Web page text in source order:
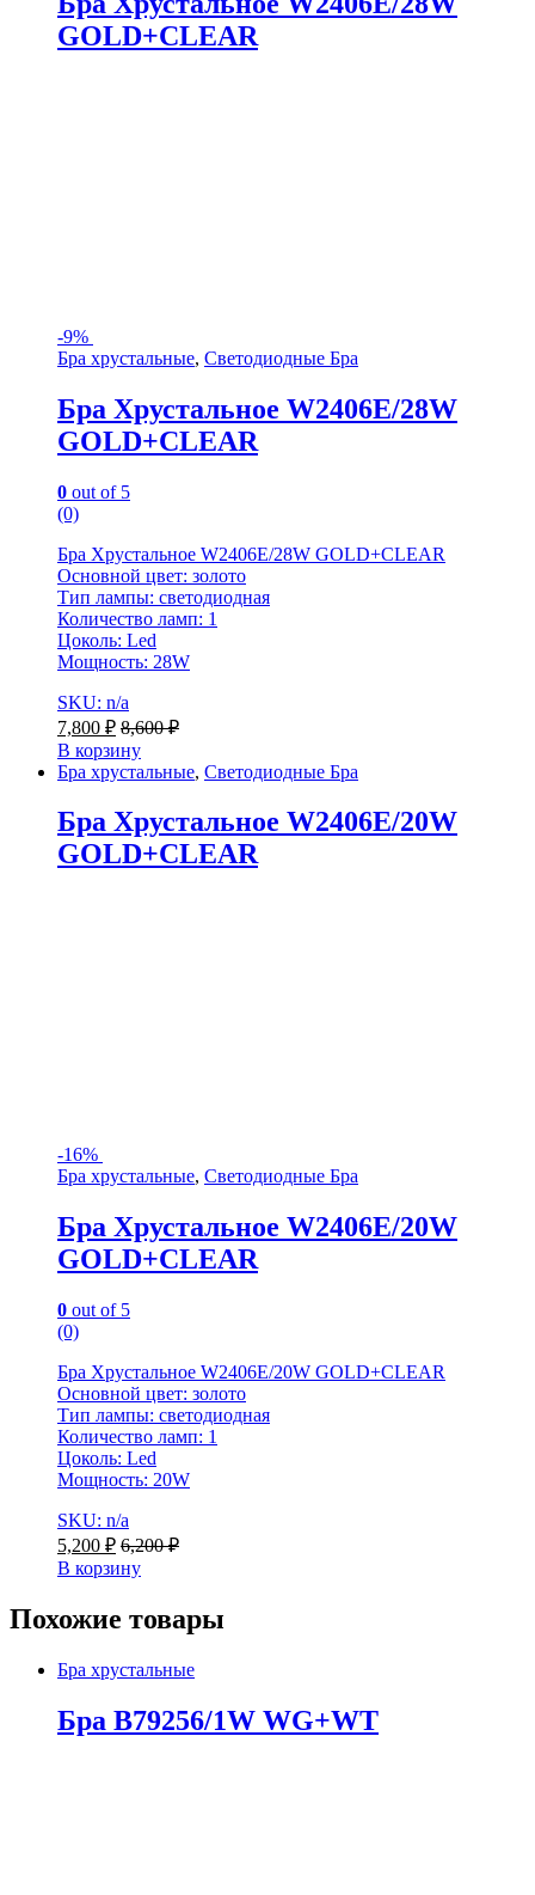
GOLD+CLEAR
-9%
Бра хрустальные, Светодиодные Бра
Бра Хрустальное W2406E/28W
GOLD+CLEAR
0 out of 5
(0)
Бра Хрустальное W2406E/28W GOLD+CLEAR
Основной цвет: золото
Тип лампы: светодиодная
Количество ламп: 1
Цоколь: Led
Мощность: 28W
SKU: n/a
7,800 ₽ 8,600₽
В корзину
Бра хрустальные, Светодиодные Бра
Бра Хрустальное W2406E/20W
GOLD+CLEAR
-16%
Бра хрустальные, Светодиодные Бра
Бра Хрустальное W2406E/20W
GOLD+CLEAR
0 out of 5
(0)
Бра Хрустальное W2406E/20W GOLD+CLEAR
Основной цвет: золото
Тип лампы: светодиодная
Количество ламп: 1
Цоколь: Led
Мощность: 20W
SKU: n/a
5,200 ₽ 6,200₽
В корзину
Похожие товары
Бра хрустальные
Бра B79256/1W WG+WT